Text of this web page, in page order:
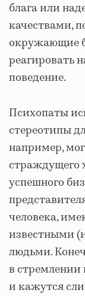
блага или
качествами,
окружающие
реагировать
поведение.
Психопаты
стереотипы
например,
страждущего
успешного
человека,
известными
людьми.
в
и кажутся